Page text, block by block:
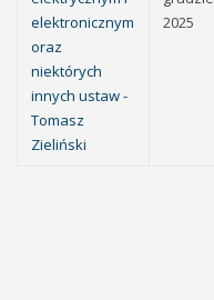
elektronicznym
oraz
niektórych
innych ustaw -
Tomasz
Zieliński
2025